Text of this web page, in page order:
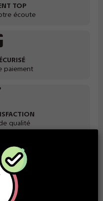
TOP
écoute
paiement
qualité